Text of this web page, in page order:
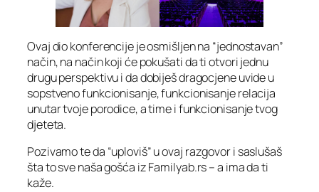
Ovaj dio konferencije je osmišljen na “jednostavan”
način, na način koji će pokušati da ti otvori jednu
drugu perspektivu i da dobiješ dragocjene uvide u
sopstveno funkcionisanje, funkcionisanje relacija
unutar tvoje porodice, a time i funkcionisanje tvog
djeteta.
Pozivamo te da “uploviš” u ovaj razgovor i saslušaš
šta to sve naša gošća iz Familyab.rs – a ima da ti
kaže.